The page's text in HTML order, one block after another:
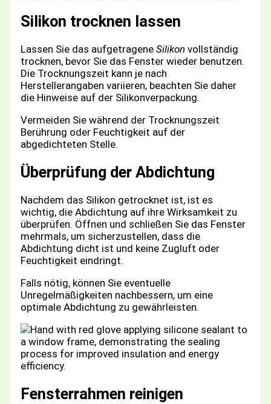
Silikon trocknen lassen
Lassen Sie das aufgetrageneSilikon vollständig
trocknen, bevor Sie das Fenster wieder benutzen.
Die Trocknungszeit kann je nach
Herstellerangaben variieren, beachten Sie daher
die Hinweise auf der Silikonverpackung.
Vermeiden Sie während der Trocknungszeit
Berührung oder Feuchtigkeit auf der
abgedichteten Stelle.
Überprüfung der Abdichtung
Nachdem das Silikon getrocknet ist, ist es
wichtig, die Abdichtung auf ihre Wirksamkeit zu
überprüfen. Öffnen und schließen Sie das Fenster
mehrmals, um sicherzustellen, dass die
Abdichtung dicht ist und keine Zugluft oder
Feuchtigkeit eindringt.
Falls nötig, können Sie eventuelle
Unregelmäßigkeiten nachbessern, um eine
optimale Abdichtung zu gewährleisten.
Fensterrahmen reinigen